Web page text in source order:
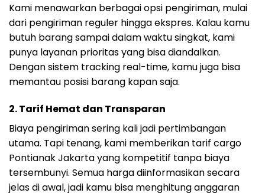
Kami menawarkan berbagai opsi pengiriman, mulai
dari pengiriman reguler hingga ekspres. Kalau kamu
butuh barang sampai dalam waktu singkat, kami
punya layanan prioritas yang bisa diandalkan.
Dengan sistem tracking real-time, kamu juga bisa
memantau posisi barang kapan saja.
2. Tarif Hemat dan Transparan
Biaya pengiriman sering kali jadi pertimbangan
utama. Tapi tenang, kami memberikan tarif cargo
Pontianak Jakarta yang kompetitif tanpa biaya
tersembunyi. Semua harga diinformasikan secara
jelas di awal, jadi kamu bisa menghitung anggaran